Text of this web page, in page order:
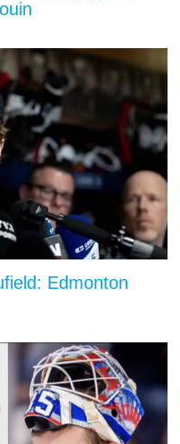
Edmonton